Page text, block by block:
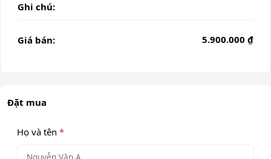
Ghi chú:
Giá bán: 5.900.000 ₫
Đặt mua
Họ và tên *